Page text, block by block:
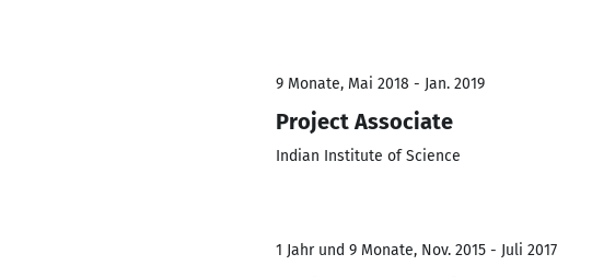
9 Monate, Mai 2018 - Jan. 2019
Project Associate
Indian Institute of Science
1 Jahr und 9 Monate, Nov. 2015 - Juli 2017